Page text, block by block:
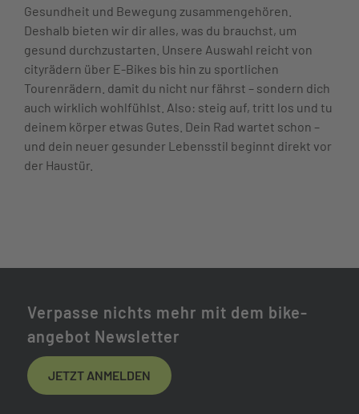
Gesundheit und Bewegung zusammengehören.
Deshalb bieten wir dir alles, was du brauchst, um
gesund durchzustarten. Unsere Auswahl reicht von
cityrädern über E-Bikes bis hin zu sportlichen
Tourenrädern. damit du nicht nur fährst – sondern dich
auch wirklich wohlfühlst. Also: steig auf, tritt los und tu
deinem körper etwas Gutes. Dein Rad wartet schon –
und dein neuer gesunder Lebensstil beginnt direkt vor
der Haustür.
Verpasse nichts mehr mit dem bike-
angebot Newsletter
JETZT ANMELDEN